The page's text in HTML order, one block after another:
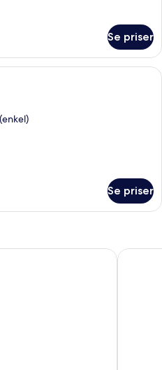
Se priser
Sängtillbehör av högsta kvalitet,
Se priser
Cityloft